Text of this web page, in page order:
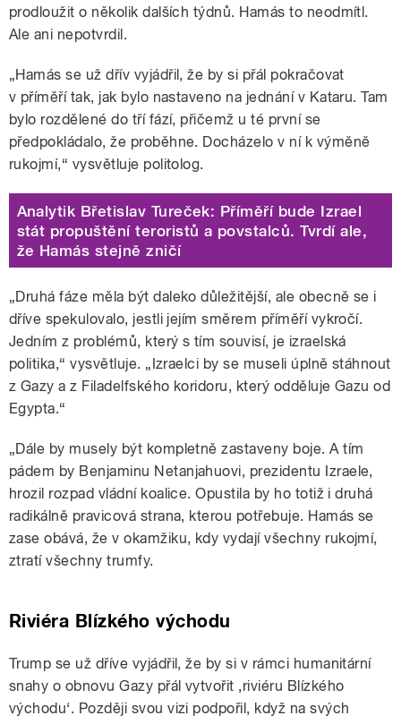
prodloužit o několik dalších týdnů. Hamás to neodmítl.
Ale ani nepotvrdil.
„Hamás se už dřív vyjádřil, že by si přál pokračovat
v příměří tak, jak bylo nastaveno na jednání v Kataru. Tam
bylo rozdělené do tří fází, přičemž u té první se
předpokládalo, že proběhne. Docházelo v ní k výměně
rukojmí,“ vysvětluje politolog.
Analytik Břetislav Tureček: Příměří bude Izrael
stát propuštění teroristů a povstalců. Tvrdí ale,
že Hamás stejně zničí
„Druhá fáze měla být daleko důležitější, ale obecně se i
dříve spekulovalo, jestli jejím směrem příměří vykročí.
Jedním z problémů, který s tím souvisí, je izraelská
politika,“ vysvětluje. „Izraelci by se museli úplně stáhnout
z Gazy a z Filadelfského koridoru, který odděluje Gazu od
Egypta.“
„Dále by musely být kompletně zastaveny boje. A tím
pádem by Benjaminu Netanjahuovi, prezidentu Izraele,
hrozil rozpad vládní koalice. Opustila by ho totiž i druhá
radikálně pravicová strana, kterou potřebuje. Hamás se
zase obává, že v okamžiku, kdy vydají všechny rukojmí,
ztratí všechny trumfy.
Riviéra Blízkého východu
Trump se už dříve vyjádřil, že by si v rámci humanitární
snahy o obnovu Gazy přál vytvořit ‚riviéru Blízkého
východu‘. Později svou vizi podpořil, když na svých